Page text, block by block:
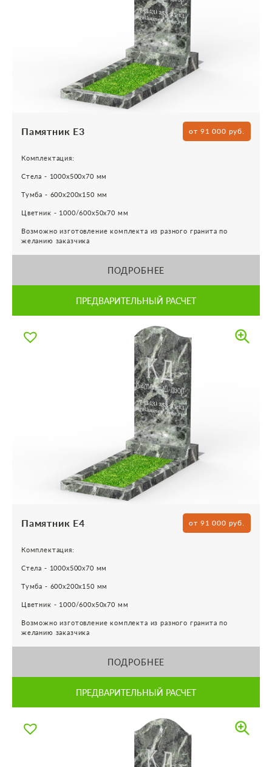
Памятник Е3 от 91 000 руб.
Комплектация:
Стела - 1000х500х70 мм
Тумба - 600х200х150 мм
Цветник - 1000/600х50х70 мм
Возможно изготовление комплекта из разного гранита по
желанию заказчика
ПОДРОБНЕЕ
ПРЕДВАРИТЕЛЬНЫЙ РАСЧЕТ
Памятник Е4 от 91 000 руб.
Комплектация:
Стела - 1000х500х70 мм
Тумба - 600х200х150 мм
Цветник - 1000/600х50х70 мм
Возможно изготовление комплекта из разного гранита по
желанию заказчика
ПОДРОБНЕЕ
ПРЕДВАРИТЕЛЬНЫЙ РАСЧЕТ